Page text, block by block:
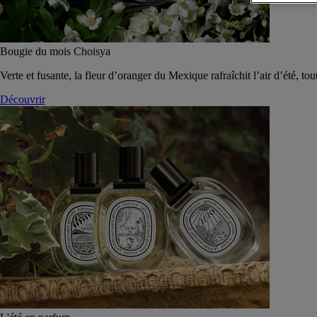
Bougie du mois Choisya
Verte et fusante, la fleur d’oranger du Mexique rafraîchit l’air d’été,
Découvrir